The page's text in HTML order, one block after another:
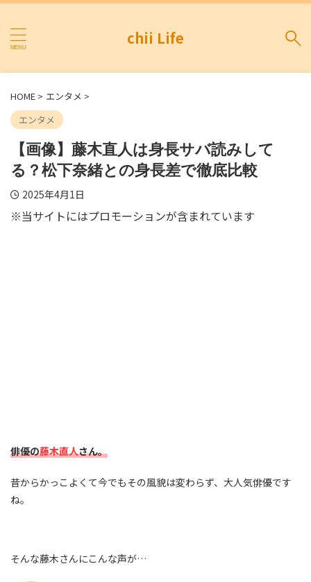
chii Life
HOME > エンタメ >
エンタメ
【画像】藤木直人は身長サバ読みして
る？松下奈緒との身長差で徹底比較
2025年4月1日
※当サイトにはプロモーションが含まれています
俳優の藤木直人さん。
昔からかっこよくて今でもその風貌は変わらず、大人気俳優です
ね。
そんな藤木さんにこんな声が…